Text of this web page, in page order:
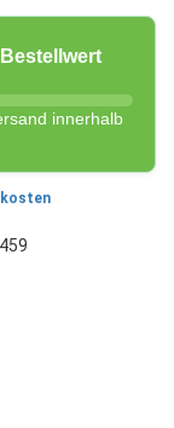
innerhalb